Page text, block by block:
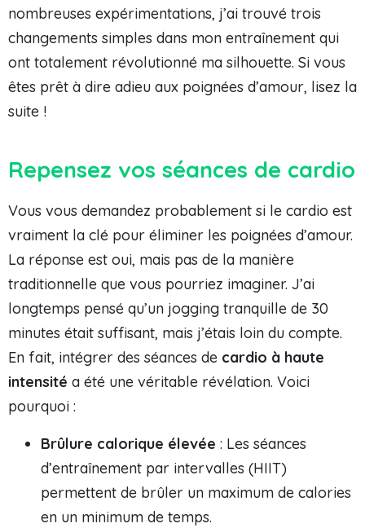
nombreuses expérimentations, j’ai trouvé trois
changements simples dans mon entraînement qui
ont totalement révolutionné ma silhouette. Si vous
êtes prêt à dire adieu aux poignées d’amour, lisez la
suite !
Repensez vos séances de cardio
Vous vous demandez probablement si le cardio est
vraiment la clé pour éliminer les poignées d’amour.
La réponse est oui, mais pas de la manière
traditionnelle que vous pourriez imaginer. J’ai
longtemps pensé qu’un jogging tranquille de 30
minutes était suffisant, mais j’étais loin du compte.
En fait, intégrer des séances de cardio à haute
intensité a été une véritable révélation. Voici
pourquoi :
Brûlure calorique élevée : Les séances
d’entraînement par intervalles (HIIT)
permettent de brûler un maximum de calories
en un minimum de temps.